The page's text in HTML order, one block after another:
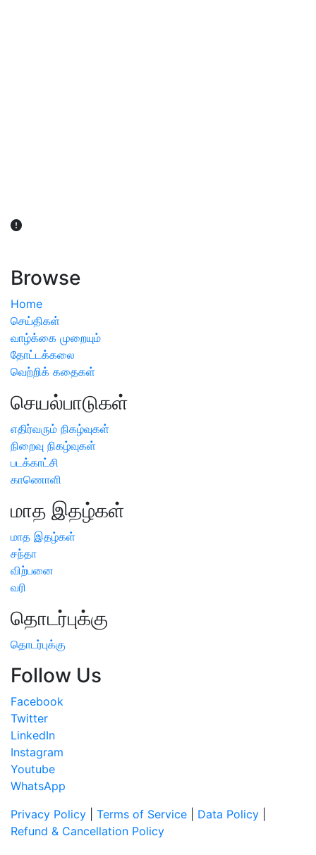
Browse
Home
செய்திகள்
வாழ்க்கை முறையும்
தோட்டக்கலை
வெற்றிக் கதைகள்
செயல்பாடுகள்
எதிர்வரும் நிகழ்வுகள்
நிறைவு நிகழ்வுகள்
படக்காட்சி
காணொளி
மாத இதழ்கள்
மாத இதழ்கள்
சந்தா
விற்பனை
வரி
தொடர்புக்கு
தொடர்புக்கு
Follow Us
Facebook
Twitter
LinkedIn
Instagram
Youtube
WhatsApp
Privacy Policy
Terms of Service Data Policy
Refund & Cancellation Policy